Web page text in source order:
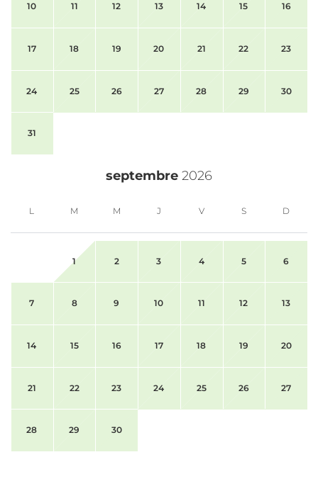
10 11 12 13 14 15 16
17 18 19 20 21 22 23
24 25 26 27 28 29 30
31
septembre 2026
L M M J V S D
1 2 3 4 5 6
7 8 9 10 11 12 13
14 15 16 17 18 19 20
21 22 23 24 25 26 27
28 29 30